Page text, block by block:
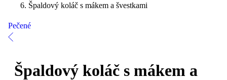
Špaldový koláč s mákem a švestkami
Pečené
Špaldový koláč s mákem a